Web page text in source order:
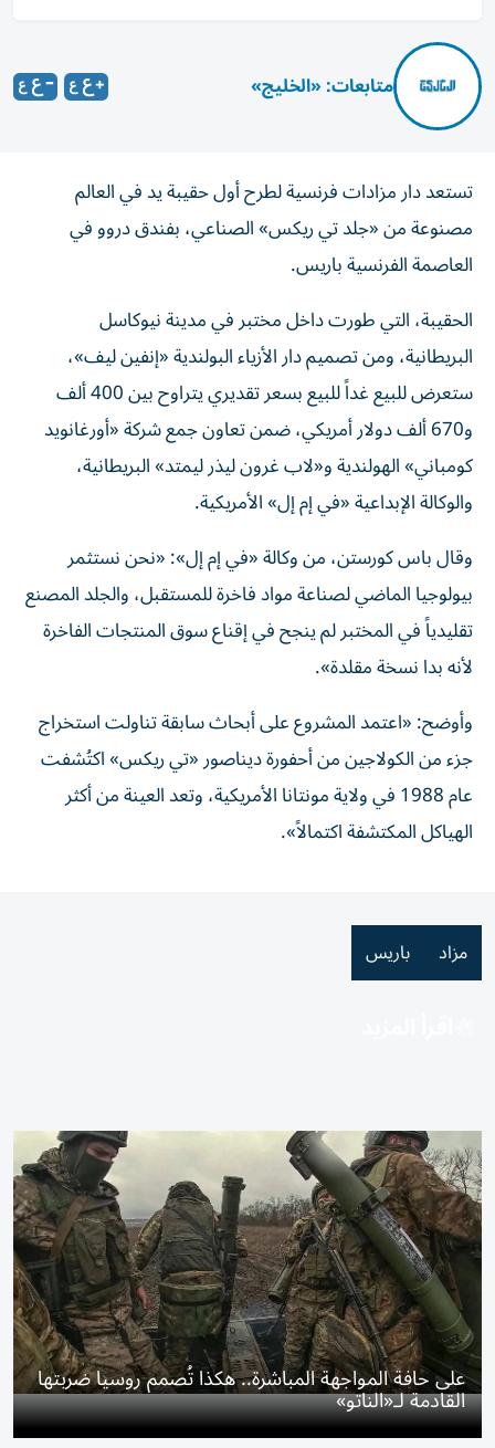
متابعات: «الخليج»
تستعد دار مزادات فرنسية لطرح أول حقيبة يد في العالم
مصنوعة من «جلد تي ريكس» الصناعي، بفندق دروو في
العاصمة الفرنسية باريس.
الحقيبة، التي طورت داخل مختبر في مدينة نيوكاسل
البريطانية، ومن تصميم دار الأزياء البولندية «إنفين ليف»،
ستعرض للبيع غداً للبيع بسعر تقديري يتراوح بين 400 ألف
و670 ألف دولار أمريكي، ضمن تعاون جمع شركة «أورغانويد
كومباني» الهولندية و«لاب غرون ليذر ليمتد» البريطانية،
والوكالة الإبداعية «في إم إل» الأمريكية.
وقال باس كورستن، من وكالة «في إم إل»: «نحن نستثمر
بيولوجيا الماضي لصناعة مواد فاخرة للمستقبل، والجلد المصنع
تقليدياً في المختبر لم ينجح في إقناع سوق المنتجات الفاخرة
لأنه بدا نسخة مقلدة».
وأوضح: «اعتمد المشروع على أبحاث سابقة تناولت استخراج
جزء من الكولاجين من أحفورة ديناصور «تي ريكس» اكتُشفت
عام 1988 في ولاية مونتانا الأمريكية، وتعد العينة من أكثر
الهياكل المكتشفة اكتمالاً».
مزاد باريس
على حافة المواجهة المباشرة.. هكذا تُصمم روسيا ضربتها
القادمة لـ«الناتو»